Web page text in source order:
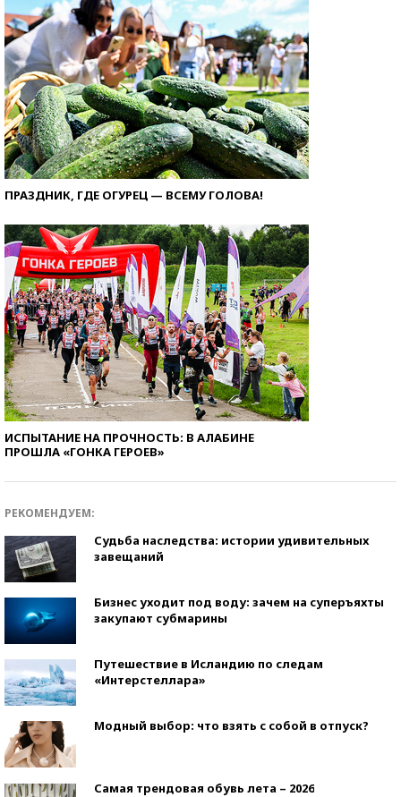
ПРАЗДНИК, ГДЕ ОГУРЕЦ — ВСЕМУ ГОЛОВА!
ИСПЫТАНИЕ НА ПРОЧНОСТЬ: В АЛАБИНЕ
ПРОШЛА «ГОНКА ГЕРОЕВ»
РЕКОМЕНДУЕМ:
Судьба наследства: истории удивительных
завещаний
Бизнес уходит под воду: зачем на суперъяхты
закупают субмарины
Путешествие в Исландию по следам
«Интерстеллара»
Модный выбор: что взять с собой в отпуск?
Самая трендовая обувь лета – 2026